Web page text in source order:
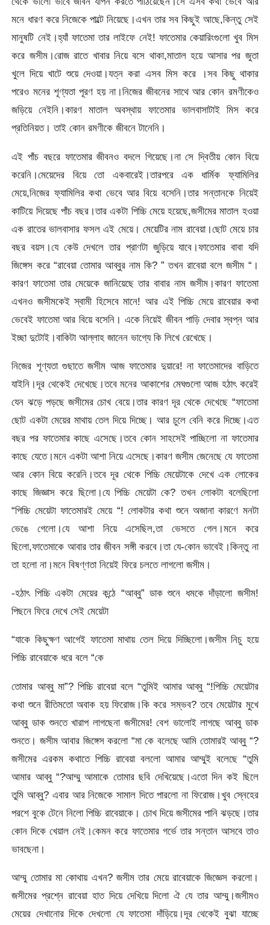
মনে ধারণ করে নিজেকে পাল্টে নিয়েছে।এখন তার সব কিছুই আছে,কিন্তু সেই
মানুষটি নেই।হ্যাঁ ফাতেমা তার লাইফে নেই! ফাতেমার কেয়ারিংগুলো খুব মিস
করে জসীম।রোজ রাতে খাবার নিয়ে বসে থাকা,মাতাল হয়ে আসার পর জুতা
খুলে দিয়ে খাটে শুয়ে দেওয়া।যত্ন করা এসব মিস করে ।সব কিছু থাকার
পরেও মনের শূণ্যতা পূরণ হয় না।নিজের জীবনের সাথে আর কোন রমণীকেও
জড়িয়ে নেইনি।কারণ মাতাল অবস্থায় ফাতেমার ভালবাসাটাই মিস করে
প্রতিনিয়ত। তাই কোন রমণীকে জীবনে টানেনি।
এই পাঁচ বছরে ফাতেমার জীবনও বদলে গিয়েছে।না সে দ্বিতীয় কোন বিয়ে
করেনি।মেয়েদের বিয়ে তো একবারেই।তারপরে এক ধার্মিক ফ্যামিলির
মেয়ে,নিজের ফ্যামিলির কথা ভেবে আর বিয়ে বসেনি।তার সন্তানকে নিয়েই
কাটিয়ে দিয়েছে পাঁচ বছর।তার একটা পিচ্চি মেয়ে হয়েছে,জসীমের মাতাল হওয়া
এক রাতের ভালবাসার ফসল এই মেয়ে। মেয়েটির নাম রাবেয়া।ছোট মেয়ে চার
বছর বয়স।যে কেউ দেখলে তার প্রাণটা জুড়িয়ে যাবে।ফাতেমার বাবা যদি
জিঙ্গেস করে “রাবেয়া তোমার আব্বুর নাম কি? ” তখন রাবেয়া বলে জসীম “।
কারণ ফাতেমা তার মেয়েকে জানিয়েছে তার বাবার নাম জসীম।কারণ ফাতেমা
এখনও জসীমকেই স্বামী হিসেবে মানে! আর এই পিচ্চি মেয়ে রাবেয়ার কথা
ভেবেই ফাতেমা আর বিয়ে বসেনি। একে নিয়েই জীবন পাড়ি দেবার স্বপ্ন আর
ইচ্ছা দুটোই।বাকিটা আল্লাহ জানেন ভাগ্যে কি লিখে রেখেছে।
নিজের শূণ্যতা গুছাতে জসীম আজ ফাতেমার দুয়ারে! না ফাতেমাদের বাড়িতে
যাইনি।দূর থেকেই দেখেছে।তবে মনের আকাশের মেঘগুলো আজ হঠাৎ করেই
যেন ঝড়ে পড়ছে জসীমের চোখ বেয়ে।তার কারণ দূর থেকে দেখেছে “ফাতেমা
ছোট একটা মেয়ের মাথায় তেল দিয়ে দিচ্ছে। আর চুলে বেনি করে দিচ্ছে।এত
বছর পর ফাতেমার কাছে এসেছে।তবে কোন সাহসেই পাচ্ছিলো না ফাতেমার
কাছে যেতে।মনে একটা আশা নিয়ে এসেছে।কারণ জসীম জেনেছে যে ফাতেমা
আর কোন বিয়ে করেনি।তবে দূর থেকে পিচ্চি মেয়েটাকে দেখে এক লোকের
কাছে জিজ্ঞাস করে ছিলো।যে পিচ্চি মেয়েটা কে? তখন লোকটা বলেছিলো
“পিচ্চি মেয়েটা ফাতেমারই মেয়ে “! লোকটার কথা শুনে অজানা কারণে মনটা
ভেঙে গেলো।যে আশা নিয়ে এসেছিল,তা ভেসতে গেল।মনে করে
ছিলো,ফাতেমাকে আবার তার জীবন সঙ্গী করবে।তা যে-কোন ভাবেই।কিন্তু না
তা হলো না।মনে বিষণ্ণতা নিয়েই ফিরে চলতে লাগলো জসীম।
-হঠাৎ পিচ্চি একটা মেয়ের কন্ঠে “আব্বু” ডাক শুনে ধমকে দাঁড়ালো জসীম!
পিছনে ফিরে দেখে সেই মেয়েটা
“যাকে কিছুক্ষণ আগেই ফাতেমা মাথায় তেল দিয়ে দিচ্ছিলো।জসীম নিচু হয়ে
পিচ্চি রাবেয়াকে ধরে বলে “কে
তোমার আব্বু মা”? পিচ্চি রাবেয়া বলে “তুমিই আমার আব্বু “!পিচ্চি মেয়েটার
কথা শুনে রীতিমতো অবাক হয় ফিরোজ।কি করে সম্ভব? তবে মেয়েটার মুখে
আব্বু ডাক শুনতে খারাপ লাগছেনা জসীমের! বেশ ভালোই লাগছে আব্বু ডাক
শুনতে। জসীম আবার জিঙ্গেস করলো “মা কে বলেছে আমি তোমারই আব্বু “?
জসীমের এরকম কথাতে পিচ্চি রাবেয়া বললো আমার আম্মুই বলেছে “তুমি
আমার আব্বু “?আম্মু আমাকে তোমার ছবি দেখিয়েছে।এতো দিন কই ছিলে
তুমি আব্বু? এবার আর নিজেকে সামাল দিতে পারলো না ফিরোজ।খুব স্নেহের
পরশে বুকে টেনে নিলো পিচ্চি রাবেয়াকে। চোখ দিয়ে জসীমের পানি ঝড়ছে।তার
কোন দিকে খেয়াল নেই।কেমন করে ফাতেমার গর্ভে তার সন্তান আসবে তাও
ভাবছেনা।
আম্মু তোমার মা কোথায় এখন? জসীম তার মেয়ে রাবেয়াকে জিজ্ঞেস করলো।
জসীমের প্রশ্নে রাবেয়া হাত দিয়ে দেখিয়ে দিলো ঐ যে তার আম্মু।জসীমও
মেয়ের দেখানোর দিকে দেখলো যে ফাতেমা দাঁড়িয়ে।দূর থেকেই বুঝা যাচ্ছে